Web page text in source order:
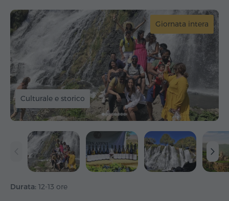
Giornata intera
Culturale e storico
Durata: 12-13 ore